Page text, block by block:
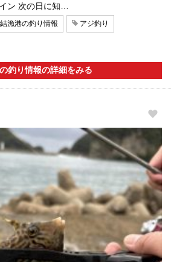
ン 次の日に知…
漁港の釣り情報 アジ釣り
釣り情報の詳細をみる